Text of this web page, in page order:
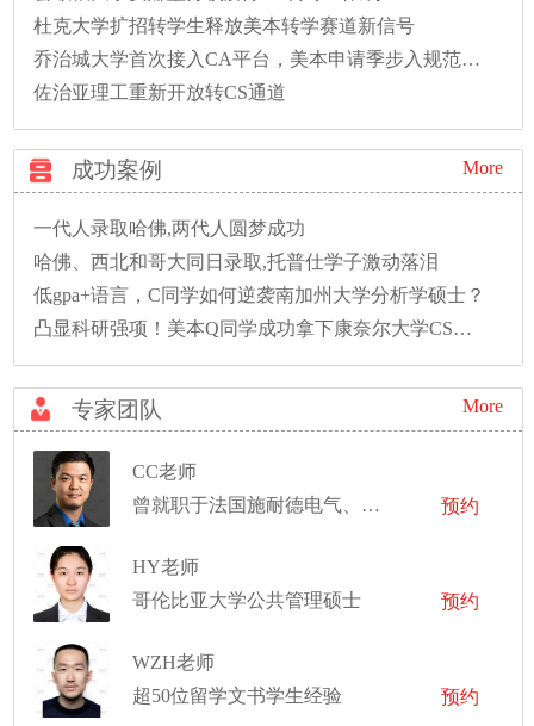
杜克大学扩招转学生释放美本转学赛道新信号
乔治城大学首次接入CA平台，美本申请季步入规范新时代
佐治亚理工重新开放转CS通道
成功案例 More
一代人录取哈佛,两代人圆梦成功
哈佛、西北和哥大同日录取,托普仕学子激动落泪
低gpa+语言，C同学如何逆袭南加州大学分析学硕士？
凸显科研强项！美本Q同学成功拿下康奈尔大学CS硕士录取！
专家团队 More
CC老师
曾就职于法国施耐德电气、特斯拉中国，及全球顶级资产管理公司
预约
HY老师
哥伦比亚大学公共管理硕士
预约
WZH老师
超50位留学文书学生经验
预约